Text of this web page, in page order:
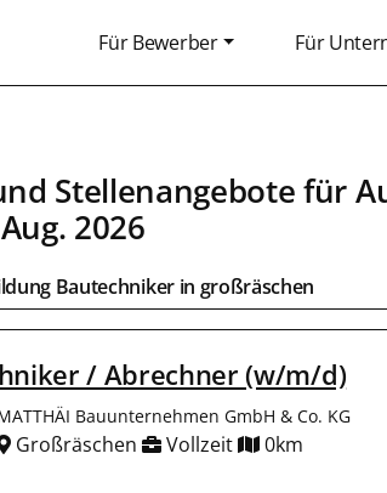
Für Bewerber Für
Stellenangebote für
2026
Bautechnikerin großräschen
/ Abrechner (w/m/d)
Bauunternehmen GmbH & Co. KG
Großräschen Vollzeit 0km